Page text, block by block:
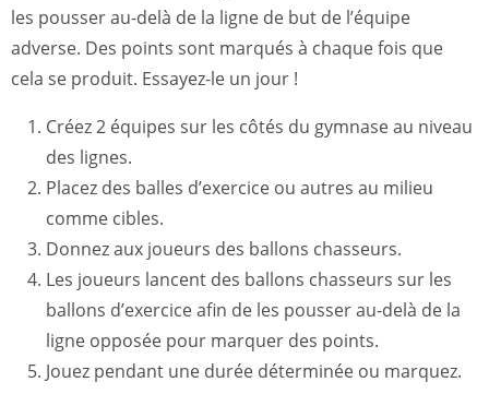
les pousser au-delà de la ligne de but de l’équipe
adverse. Des points sont marqués à chaque fois que
cela se produit. Essayez-le un jour !
Créez 2 équipes sur les côtés du gymnase au niveau
des lignes.
Placez des balles d’exercice ou autres au milieu
comme cibles.
Donnez aux joueurs des ballons chasseurs.
Les joueurs lancent des ballons chasseurs sur les
ballons d’exercice afin de les pousser au-delà de la
ligne opposée pour marquer des points.
Jouez pendant une durée déterminée ou marquez.